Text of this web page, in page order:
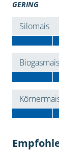
GERING
Silomais
Biogasmais